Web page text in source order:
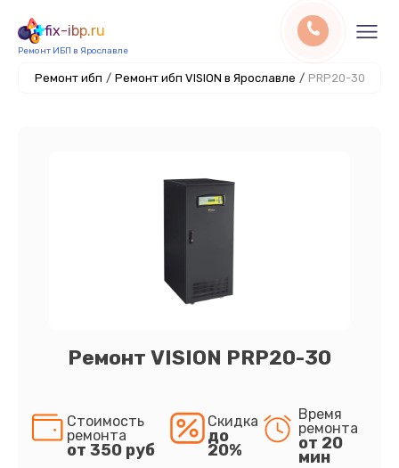
fix-ibp.ru
Ремонт ИБП в Ярославле
Ремонт ибп / Ремонт ибп VISION в Ярославле / PRP20-30
Ремонт VISION PRP20-30
Стоимость
ремонта
от 350 руб
Скидка
до
20%
Время
ремонта
от 20
мин